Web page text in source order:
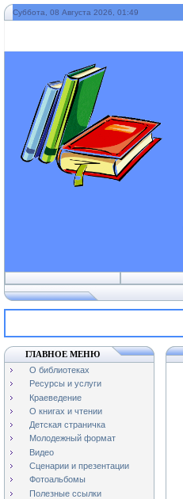
Суббота, 08 Августа 2026, 01:49
ГЛАВНОЕ МЕНЮ
О библиотеках
Ресурсы и услуги
Краеведение
О книгах и чтении
Детская страничка
Молодежный формат
Видео
Сценарии и презентации
Фотоальбомы
Полезные ссылки